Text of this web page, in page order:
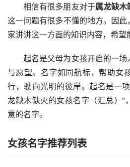
相信有很多朋友对于属龙缺木
这一问题有很多不懂的地方。因
家讲讲这一方面的知识内容，希望
起名是父母为女孩开启的一
与愿望。名字如同航标，帮助女
行，驶向光明的彼岸。起名是一
龙缺木缺火的女孩名字（汇总）”
意的名字。
女孩名字推荐列表